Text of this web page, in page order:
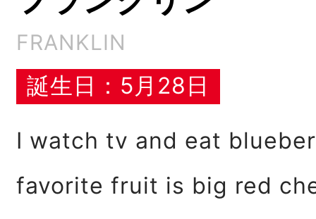
FRANKLIN
誕生日：5月28日
I watch tv and eat
favorite fruit is big red